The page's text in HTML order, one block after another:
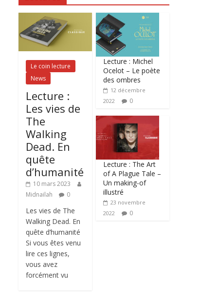
Le coin lecture
News
Lecture :
Les vies de
The
Walking
Dead. En
quête
d’humanité
10 mars 2023
Midnailah
0
Les vies de The
Walking Dead. En
quête d’humanité
Si vous êtes venu
lire ces lignes,
vous avez
forcément vu
Lecture : Michel
Ocelot – Le poète
des ombres
12 décembre
2022
0
Lecture : The Art
of A Plague Tale –
Un making-of
illustré
23 novembre
2022
0